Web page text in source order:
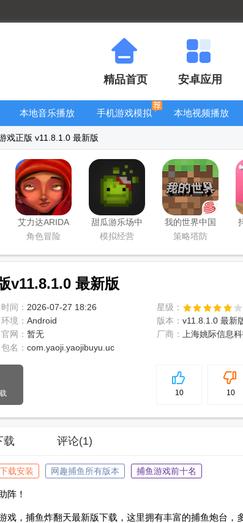
精品首页 安卓应用
本地音乐播放
手机游戏模拟
本地视频播放
戏正版 v11.8.1.0 最新版
艾力达ARIDA
游戏
角色冒险
甜瓜游乐场中
国版
模拟经营
我的世界中国
版
策略塔防
v11.8.1.0 最新版
时间： 2026-07-27 18:26
星级：
环境： Android 版本： v11.8.1.0 最新
官网： 暂无 厂商：
上海姚际信息
包名： com.yaoji.yaojibuyu.uc
5
10 10
载 评论(1)
载安装 网趣捕鱼所有版本 捕鱼游戏前十名
阵！
戏，捕鱼炸翻天最新版下载，这里拥有丰富的捕鱼炮台，